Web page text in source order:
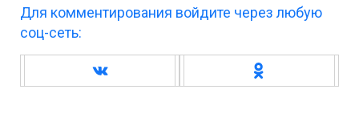
Для комментирования войдите через любую
соц-сеть: